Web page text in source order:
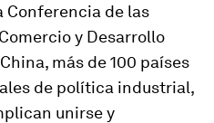
Conferencia de las
y Desarrollo
más de 100 países
de política industrial,
unirse y